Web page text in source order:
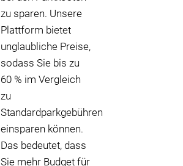
zu sparen. Unsere
Plattform bietet
unglaubliche Preise,
sodass Sie bis zu
60 % im Vergleich
zu
Standardparkgebühren
einsparen können.
Das bedeutet, dass
Sie mehr Budget für